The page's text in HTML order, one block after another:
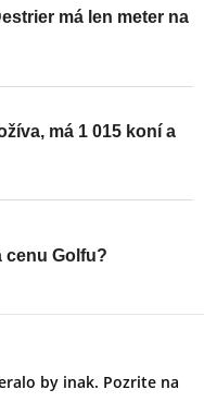
by inak. Pozrite na